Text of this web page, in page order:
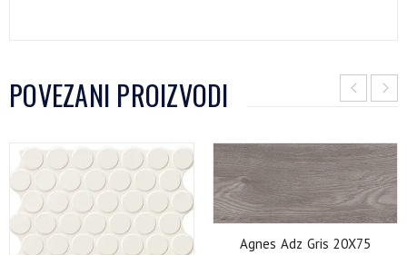
POVEZANI PROIZVODI
Agnes Adz Gris 20X75